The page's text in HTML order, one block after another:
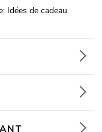
Idées de cadeau